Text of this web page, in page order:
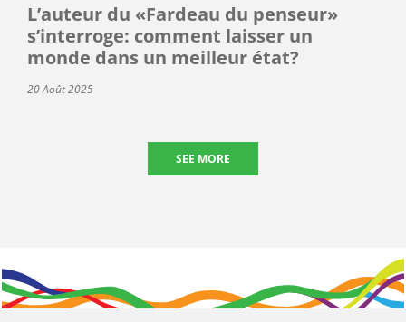
L’auteur du «Fardeau du penseur»
s’interroge: comment laisser un
monde dans un meilleur état?
20 Août 2025
SEE MORE